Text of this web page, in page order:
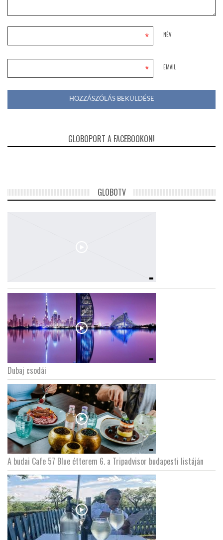
NÉV
*
EMAIL
*
GLOBOPORT A FACEBOOKON!
GLOBOTV
Dubaj csodái
A budai Cafe 57 Blue étterem 6. a Tripadvisor budapesti listáján